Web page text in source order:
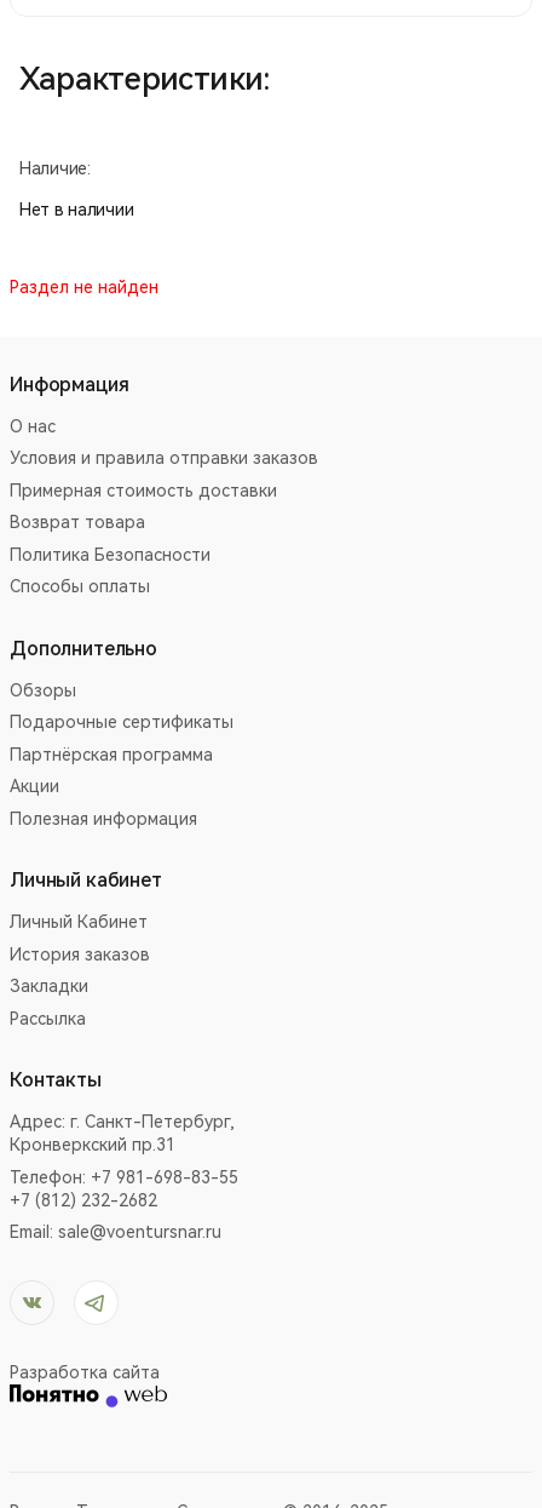
Характеристики:
Наличие:
Нет в наличии
Раздел не найден
Информация
О нас
Условия и правила отправки заказов
Примерная стоимость доставки
Возврат товара
Политика Безопасности
Способы оплаты
Дополнительно
Обзоры
Подарочные сертификаты
Партнёрская программа
Акции
Полезная информация
Личный кабинет
Личный Кабинет
История заказов
Закладки
Рассылка
Контакты
Адрес: г. Санкт-Петербург,
Кронверкский пр.31
Телефон: +7 981-698-83-55
+7 (812) 232-2682
Email: sale@voentursnar.ru
Разработка сайта